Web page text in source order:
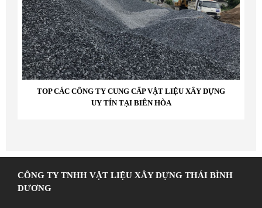
TOP CÁC CÔNG TY CUNG CẤP VẬT LIỆU XÂY DỰNG
UY TÍN TẠI BIÊN HÒA
CÔNG TY TNHH VẬT LIỆU XÂY DỰNG THÁI BÌNH
DƯƠNG